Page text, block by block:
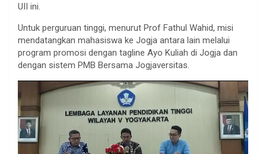
UII ini.
Untuk perguruan tinggi, menurut Prof Fathul Wahid, misi
mendatangkan mahasiswa ke Jogja antara lain melalui
program promosi dengan tagline Ayo Kuliah di Jogja dan
dengan sistem PMB Bersama Jogjaversitas.